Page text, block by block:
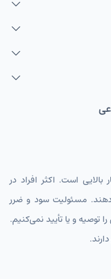
بالایی است. اکثر افراد در
مسئولیت سود و ضرر
و یا تأیید نمی‌کنیم.